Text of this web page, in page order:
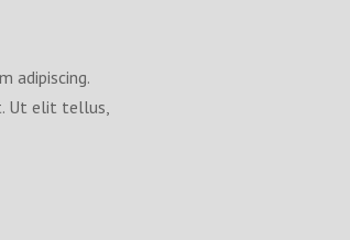
adipiscing.
Ut elit tellus,